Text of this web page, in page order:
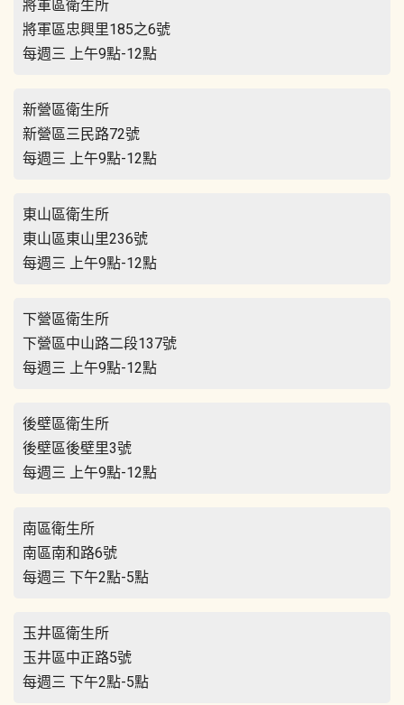
將軍區衛生所
將軍區忠興里185之6號
每週三 上午9點-12點
新營區衛生所
新營區三民路72號
每週三 上午9點-12點
東山區衛生所
東山區東山里236號
每週三 上午9點-12點
下營區衛生所
下營區中山路二段137號
每週三 上午9點-12點
後壁區衛生所
後壁區後壁里3號
每週三 上午9點-12點
南區衛生所
南區南和路6號
每週三 下午2點-5點
玉井區衛生所
玉井區中正路5號
每週三 下午2點-5點